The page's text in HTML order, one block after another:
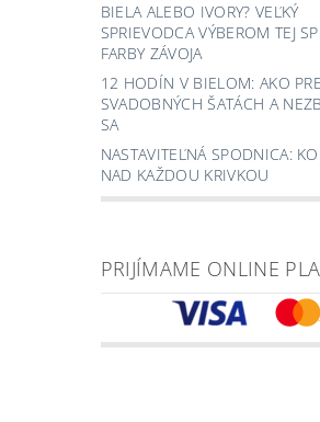
BIELA ALEBO IVORY? VEĽKÝ
SPRIEVODCA VÝBEROM TEJ
FARBY ZÁVOJA
12 HODÍN V BIELOM: AKO
SVADOBNÝCH ŠATÁCH A
SA
NASTAVITEĽNÁ SPODNICA:
NAD KAŽDOU KRIVKOU
PRIJÍMAME ONLINE